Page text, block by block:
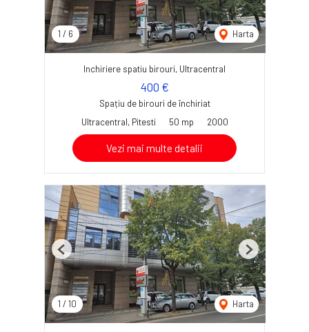
1 / 6 Harta
Inchiriere spatiu birouri, Ultracentral
400 €
Spațiu de birouri de închiriat
Ultracentral, Pitesti
50 mp 2000
Vezi mai multe detalii
1 / 10 Harta
Previous Next